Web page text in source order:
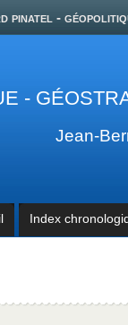
pinatel -
-
Jean-
Index